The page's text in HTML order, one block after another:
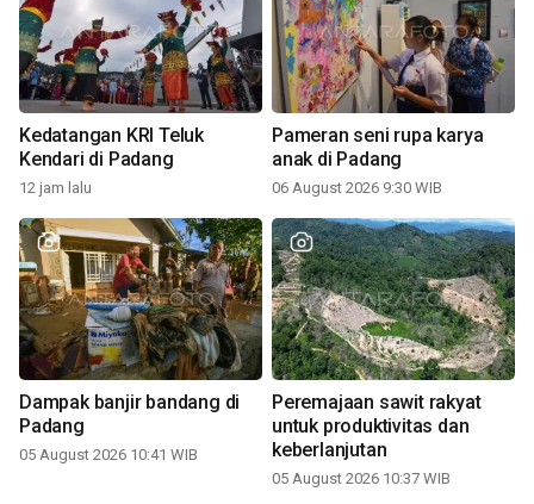
Kedatangan KRI Teluk
Kendari di Padang
12 jam lalu
Pameran seni rupa karya
anak di Padang
06 August 2026 9:30 WIB
Dampak banjir bandang di
Padang
05 August 2026 10:41 WIB
Peremajaan sawit rakyat
untuk produktivitas dan
keberlanjutan
05 August 2026 10:37 WIB